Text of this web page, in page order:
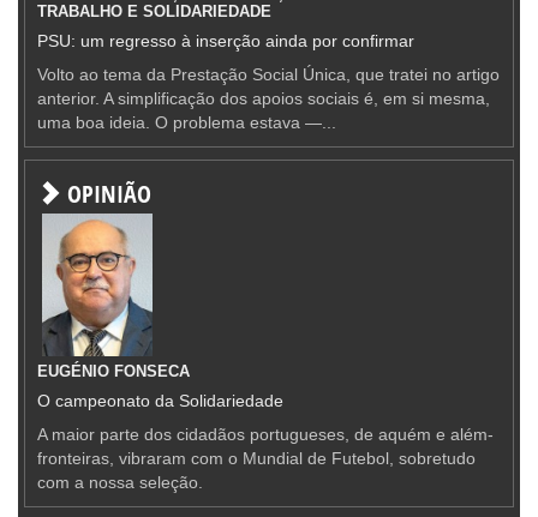
TRABALHO E SOLIDARIEDADE
PSU: um regresso à inserção ainda por confirmar
Volto ao tema da Prestação Social Única, que tratei no artigo
anterior. A simplificação dos apoios sociais é, em si mesma,
uma boa ideia. O problema estava —...
OPINIÃO
EUGÉNIO FONSECA
O campeonato da Solidariedade
A maior parte dos cidadãos portugueses, de aquém e além-
fronteiras, vibraram com o Mundial de Futebol, sobretudo
com a nossa seleção.